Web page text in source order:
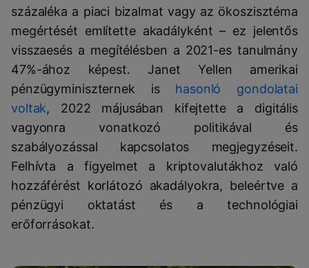
százaléka a piaci bizalmat vagy az ökoszisztéma
megértését említette akadályként – ez jelentős
visszaesés a megítélésben a 2021-es tanulmány
47%-ához képest. Janet Yellen amerikai
pénzügyminiszternek is hasonló gondolatai
voltak, 2022 májusában kifejtette a digitális
vagyonra vonatkozó politikával és
szabályozással kapcsolatos megjegyzéseit.
Felhívta a figyelmet a kriptovalutákhoz való
hozzáférést korlátozó akadályokra, beleértve a
pénzügyi oktatást és a technológiai
erőforrásokat.